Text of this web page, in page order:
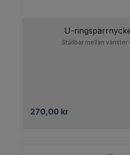
U-
Ställbar mellan vänster
270,00 kr